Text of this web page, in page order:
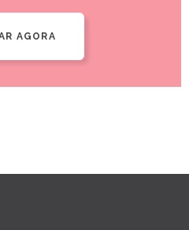
AGORA